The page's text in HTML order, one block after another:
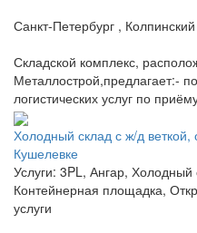
Санкт-Петербург ,
Складской комплекс,
Металлострой,предлагает:-
логистических услуг по
Холодный склад с ж/д
Кушелевке
Услуги: 3PL, Ангар, Холодный
Контейнерная площадка,
услуги